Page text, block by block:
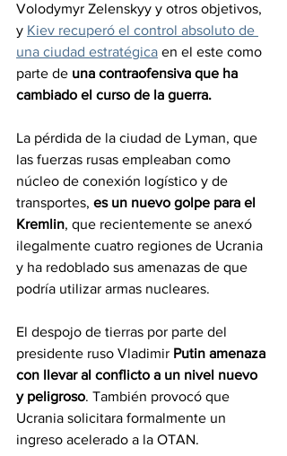
Volodymyr Zelenskyy y otros objetivos,
y Kiev recuperó el control absoluto de
una ciudad estratégica en el este como
parte de una contraofensiva que ha
cambiado el curso de la guerra.
La pérdida de la ciudad de Lyman, que
las fuerzas rusas empleaban como
núcleo de conexión logístico y de
transportes, es un nuevo golpe para el
Kremlin, que recientemente se anexó
ilegalmente cuatro regiones de Ucrania
y ha redoblado sus amenazas de que
podría utilizar armas nucleares.
El despojo de tierras por parte del
presidente ruso Vladimir Putin amenaza
con llevar al conflicto a un nivel nuevo
y peligroso. También provocó que
Ucrania solicitara formalmente un
ingreso acelerado a la OTAN.